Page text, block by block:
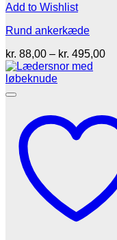
Add to Wishlist
Rund ankerkæde
kr. 88,00 – kr. 495,00